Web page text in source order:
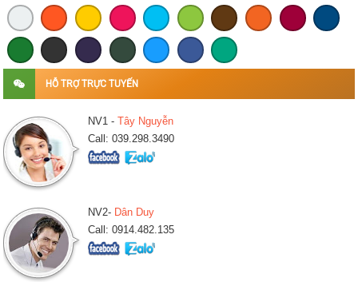
HỖ TRỢ TRỰC TUYẾN
NV1 - Tây Nguyễn
Call: 039.298.3490
NV2- Dân Duy
Call: 0914.482.135